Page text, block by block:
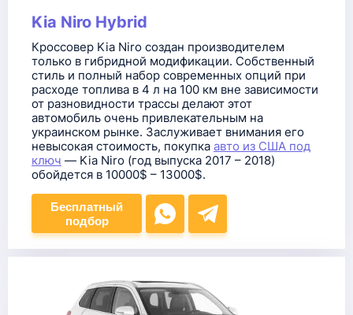
Kia Niro Hybrid
Кроссовер Kia Niro создан производителем
только в гибридной модификации. Собственный
стиль и полный набор современных опций при
расходе топлива в 4 л на 100 км вне зависимости
от разновидности трассы делают этот
автомобиль очень привлекательным на
украинском рынке. Заслуживает внимания его
невысокая стоимость, покупка авто из США под
ключ — Kia Niro (год выпуска 2017 – 2018)
обойдется в 10000$ – 13000$.
Бесплатный
подбор